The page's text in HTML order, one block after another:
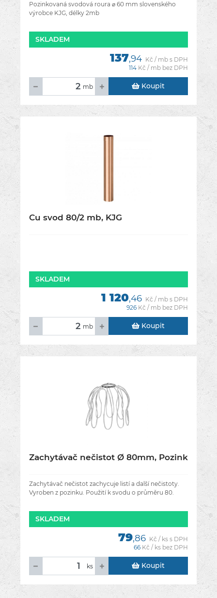
Pozinkovaná svodová roura ⌀ 60 mm slovenského
výrobce KJG, délky 2mb
SKLADEM
137,94 Kč / mb s DPH
114 Kč / mb bez DPH
mb Koupit
Cu svod 80/2 mb, KJG
SKLADEM
1 120,46 Kč / mb s DPH
926 Kč / mb bez DPH
mb Koupit
Zachytávač nečistot Ø 80mm, Pozink
Zachytávač nečistot zachycuje listí a další nečistoty.
Vyroben z pozinku. Použití k svodu o průměru 80.
SKLADEM
79,86 Kč / ks s DPH
66 Kč / ks bez DPH
ks Koupit